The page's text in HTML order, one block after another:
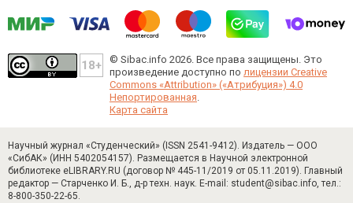
© Sibac.info 2026. Все права защищены. Это
произведение доступно по лицензии Creative
Commons «Attribution» («Атрибуция») 4.0
Непортированная.
Карта сайта
Научный журнал «Студенческий» (ISSN 2541-9412). Издатель — ООО
«СибАК» (ИНН 5402054157). Размещается в Научной электронной
библиотеке eLIBRARY.RU (договор № 445-11/2019 от 05.11.2019). Главный
редактор — Старченко И. Б., д-р техн. наук. E-mail: student@sibac.info, тел.:
8-800-350-22-65.